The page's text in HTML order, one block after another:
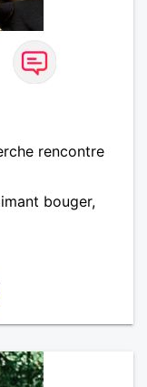
rencontre
bouger,